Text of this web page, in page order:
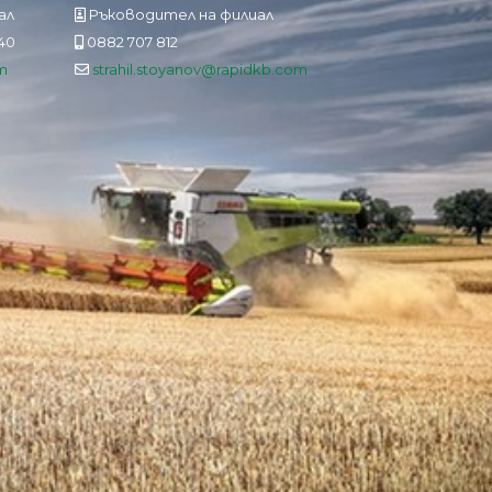
Ръководител на филиал
0882 707 812
strahil.stoyanov@rapidkb.com